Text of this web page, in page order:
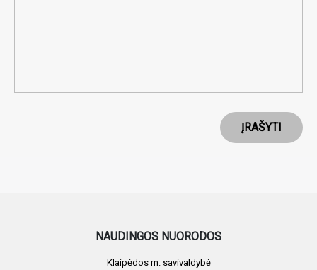
ĮRAŠYTI
NAUDINGOS NUORODOS
Klaipėdos m. savivaldybė